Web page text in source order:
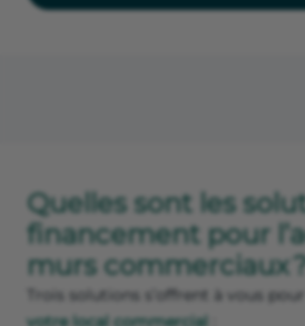
Quelles sont les
financement pour
murs commerciaux
Trois solutions s’offrent à vous
votre local commercial